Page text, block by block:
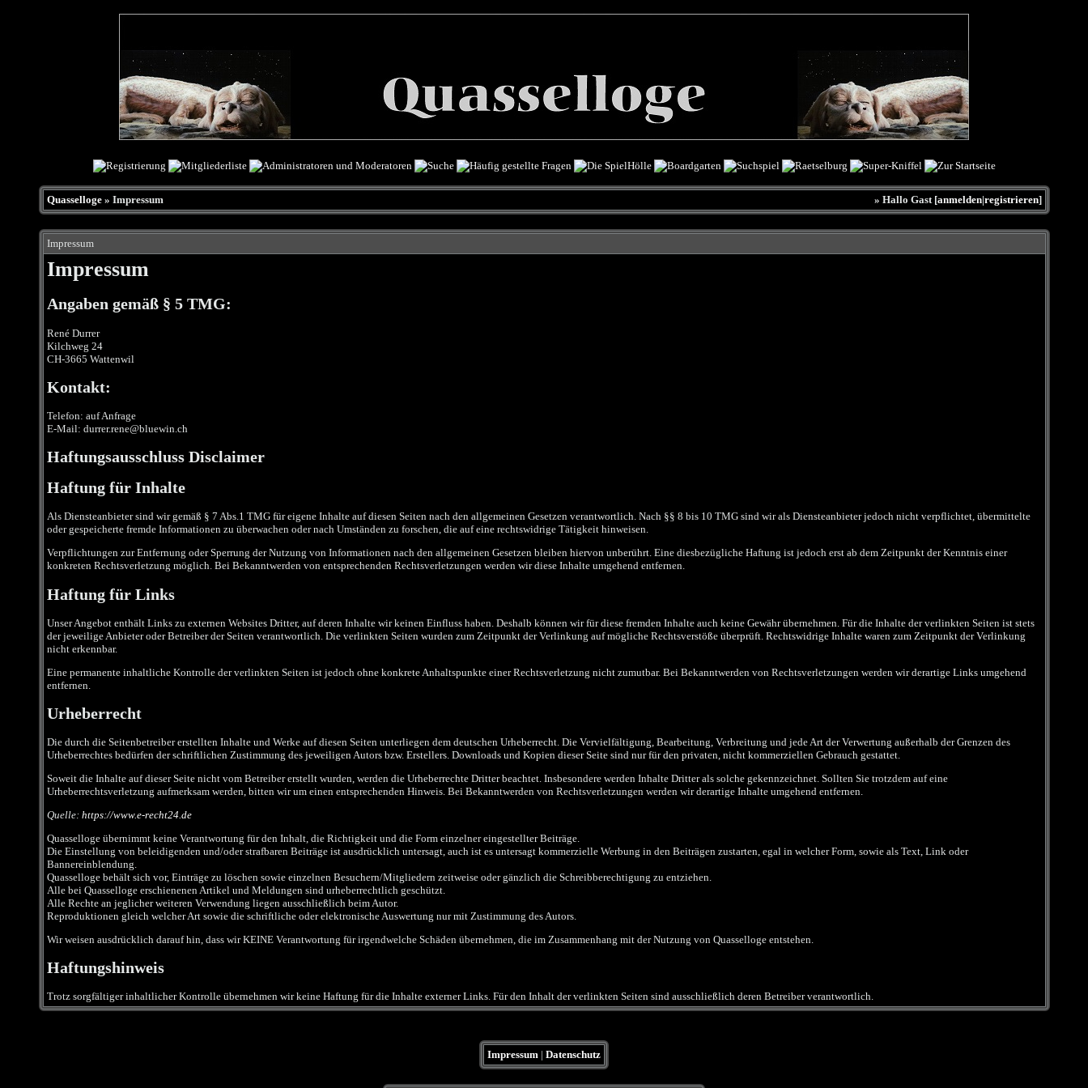
Quasselloge» Impressum » Hallo Gast [anmelden|registrieren]
Impressum
Impressum
Angaben gemäß § 5 TMG:
René Durrer
Kilchweg 24
CH-3665 Wattenwil
Kontakt:
Telefon: auf Anfrage
E-Mail: durrer.rene@bluewin.ch
Haftungsausschluss Disclaimer
Haftung für Inhalte
Als Diensteanbieter sind wir gemäß § 7 Abs.1 TMG für eigene Inhalte auf diesen Seiten nach den allgemeinen Gesetzen verantwortlich. Nach §§ 8 bis 10 TMG sind wir als Diensteanbieter jedoch nicht verpflichtet, übermittelte
oder gespeicherte fremde Informationen zu überwachen oder nach Umständen zu forschen, die auf eine rechtswidrige Tätigkeit hinweisen.
Verpflichtungen zur Entfernung oder Sperrung der Nutzung von Informationen nach den allgemeinen Gesetzen bleiben hiervon unberührt. Eine diesbezügliche Haftung ist jedoch erst ab dem Zeitpunkt der Kenntnis einer
konkreten Rechtsverletzung möglich. Bei Bekanntwerden von entsprechenden Rechtsverletzungen werden wir diese Inhalte umgehend entfernen.
Haftung für Links
Unser Angebot enthält Links zu externen Websites Dritter, auf deren Inhalte wir keinen Einfluss haben. Deshalb können wir für diese fremden Inhalte auch keine Gewähr übernehmen. Für die Inhalte der verlinkten Seiten ist stets
der jeweilige Anbieter oder Betreiber der Seiten verantwortlich. Die verlinkten Seiten wurden zum Zeitpunkt der Verlinkung auf mögliche Rechtsverstöße überprüft. Rechtswidrige Inhalte waren zum Zeitpunkt der Verlinkung
nicht erkennbar.
Eine permanente inhaltliche Kontrolle der verlinkten Seiten ist jedoch ohne konkrete Anhaltspunkte einer Rechtsverletzung nicht zumutbar. Bei Bekanntwerden von Rechtsverletzungen werden wir derartige Links umgehend
entfernen.
Urheberrecht
Die durch die Seitenbetreiber erstellten Inhalte und Werke auf diesen Seiten unterliegen dem deutschen Urheberrecht. Die Vervielfältigung, Bearbeitung, Verbreitung und jede Art der Verwertung außerhalb der Grenzen des
Urheberrechtes bedürfen der schriftlichen Zustimmung des jeweiligen Autors bzw. Erstellers. Downloads und Kopien dieser Seite sind nur für den privaten, nicht kommerziellen Gebrauch gestattet.
Soweit die Inhalte auf dieser Seite nicht vom Betreiber erstellt wurden, werden die Urheberrechte Dritter beachtet. Insbesondere werden Inhalte Dritter als solche gekennzeichnet. Sollten Sie trotzdem auf eine
Urheberrechtsverletzung aufmerksam werden, bitten wir um einen entsprechenden Hinweis. Bei Bekanntwerden von Rechtsverletzungen werden wir derartige Inhalte umgehend entfernen.
Quelle: https://www.e-recht24.de
Quasselloge übernimmt keine Verantwortung für den Inhalt, die Richtigkeit und die Form einzelner eingestellter Beiträge.
Die Einstellung von beleidigenden und/oder strafbaren Beiträge ist ausdrücklich untersagt, auch ist es untersagt kommerzielle Werbung in den Beiträgen zustarten, egal in welcher Form, sowie als Text, Link oder
Bannereinblendung.
Quasselloge behält sich vor, Einträge zu löschen sowie einzelnen Besuchern/Mitgliedern zeitweise oder gänzlich die Schreibberechtigung zu entziehen.
Alle bei Quasselloge erschienenen Artikel und Meldungen sind urheberrechtlich geschützt.
Alle Rechte an jeglicher weiteren Verwendung liegen ausschließlich beim Autor.
Reproduktionen gleich welcher Art sowie die schriftliche oder elektronische Auswertung nur mit Zustimmung des Autors.
Wir weisen ausdrücklich darauf hin, dass wir KEINE Verantwortung für irgendwelche Schäden übernehmen, die im Zusammenhang mit der Nutzung von Quasselloge entstehen.
Haftungshinweis
Trotz sorgfältiger inhaltlicher Kontrolle übernehmen wir keine Haftung für die Inhalte externer Links. Für den Inhalt der verlinkten Seiten sind ausschließlich deren Betreiber verantwortlich.
Impressum | Datenschutz